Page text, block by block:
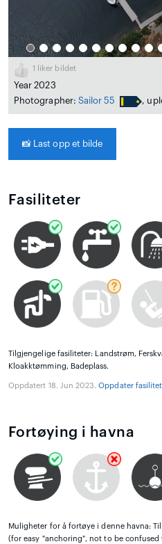
1 liker bildet
Year 2023
Photographer: Sailor 55 ,
📸 Last opp et bilde
Fasiliteter
Tilgjengelige fasiliteter: Landstrøm,
Kloakktømming, Badeplass.
Oppdatert 18. Jun 2023.Oppdater
Fortøying i havna
Muligheter for å fortøye i denne havna:
(for easy "anchoring", not to be